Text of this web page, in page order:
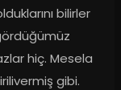
bilirler
hiç. Mesela
gibi.